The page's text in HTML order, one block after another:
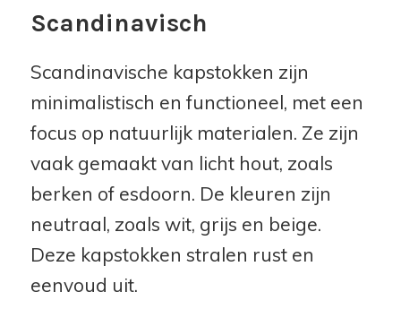
Scandinavisch
Scandinavische kapstokken zijn
minimalistisch en functioneel, met een
focus op natuurlijk materialen. Ze zijn
vaak gemaakt van licht hout, zoals
berken of esdoorn. De kleuren zijn
neutraal, zoals wit, grijs en beige.
Deze kapstokken stralen rust en
eenvoud uit.